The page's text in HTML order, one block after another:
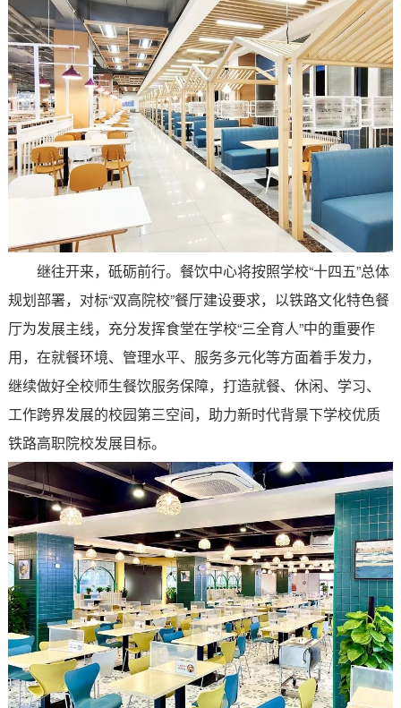
继往开来，砥砺前行。餐饮中心将按照学校“十四五”总体
规划部署，对标“双高院校”餐厅建设要求，以铁路文化特色餐
厅为发展主线，充分发挥食堂在学校“三全育人”中的重要作
用，在就餐环境、管理水平、服务多元化等方面着手发力，
继续做好全校师生餐饮服务保障，打造就餐、休闲、学习、
工作跨界发展的校园第三空间，助力新时代背景下学校优质
铁路高职院校发展目标。